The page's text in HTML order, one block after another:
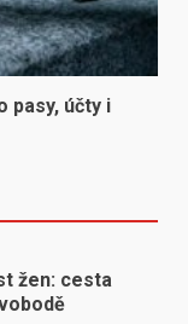
pasy, účty i
žen: cesta